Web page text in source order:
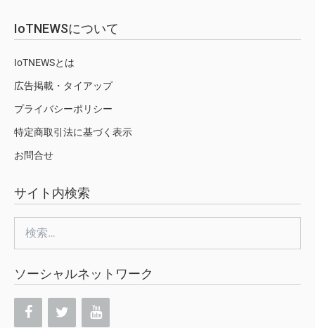
IoTNEWSについて
IoTNEWSとは
広告掲載・タイアップ
プライバシーポリシー
特定商取引法に基づく表示
お問合せ
サイト内検索
ソーシャルネットワーク